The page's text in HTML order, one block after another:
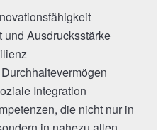
Ausdrucksstärke
Integration
die nicht nur in